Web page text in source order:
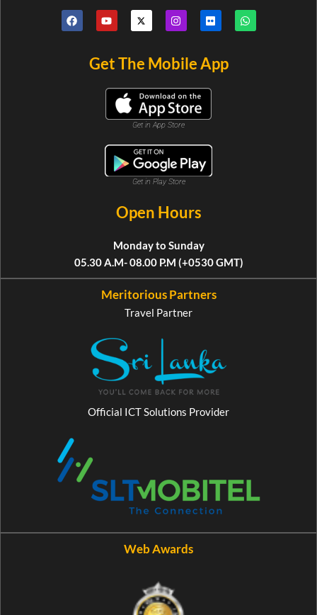
Get The Mobile App
Get in App Store
Get in Play Store
Open Hours
Monday to Sunday
05.30 A.M- 08.00 P.M (+0530 GMT)
Meritorious Partners
Travel Partner
Official ICT Solutions Provider
Web Awards